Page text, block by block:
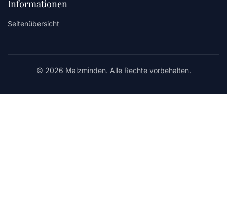
Informationen
Seitenübersicht
© 2026 Malzminden. Alle Rechte vorbehalten.